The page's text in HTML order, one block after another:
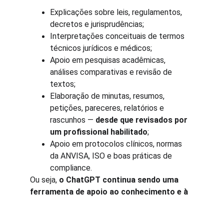
Explicações sobre leis, regulamentos,
decretos e jurisprudências;
Interpretações conceituais de termos
técnicos jurídicos e médicos;
Apoio em pesquisas acadêmicas,
análises comparativas e revisão de
textos;
Elaboração de minutas, resumos,
petições, pareceres, relatórios e
rascunhos — desde que revisados por
um profissional habilitado;
Apoio em protocolos clínicos, normas
da ANVISA, ISO e boas práticas de
compliance.
Ou seja, o ChatGPT continua sendo uma
ferramenta de apoio ao conhecimento e à